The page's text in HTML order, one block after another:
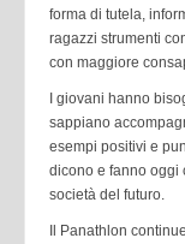
forma di tutela,
ragazzi strumenti
con maggiore
I giovani hanno
sappiano
esempi positivi e
dicono e fanno oggi
società del futuro.
Il Panathlon